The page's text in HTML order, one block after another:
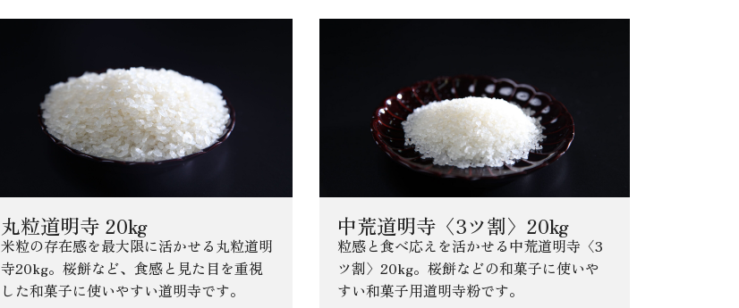
丸粒道明寺 20kg
米粒の存在感を最大限に活かせる丸粒道明
寺20kg。桜餅など、食感と見た目を重視
した和菓子に使いやすい道明寺です。
中荒道明寺〈3ツ割〉20kg
粒感と食べ応えを活かせる中荒道明寺〈3
ツ割〉20kg。桜餅などの和菓子に使いや
すい和菓子用道明寺粉です。